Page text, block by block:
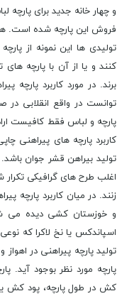
و چهار خانه جدید برای پارچه
فروش این پارچه شده است.
تولیدی ها این نمونه از
کنند و یا از آن با پارچه
برند. در مورد کاربرد پارچه
توانست در واقع انقلابی
پارچه و لباس فقط کافیست
کاربرد پارچه های پیراهنی
تولید بیراهن قشر جوان
اغلب طرح های گرافیکی
زنند. در میان کاربرد پارچه
و خوزستان کشی دیده می
اسپاندکس یا نخ لاکرا که
تولید پارچه پیراهنی در
پارچه مورد نظر بوجود آید.
کش در طول پارچه، پود کش